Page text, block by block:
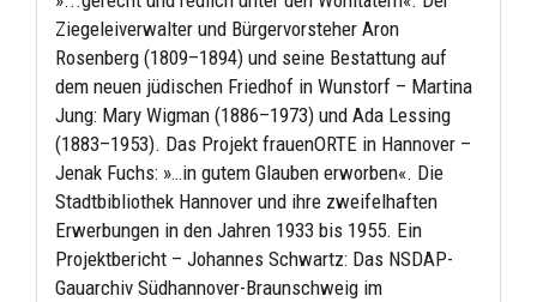
Ziegeleiverwalter und Bürgervorsteher Aron
Rosenberg (1809–1894) und seine Bestattung auf
dem neuen jüdischen Friedhof in Wunstorf – Martina
Jung: Mary Wigman (1886–1973) und Ada Lessing
(1883–1953). Das Projekt frauenORTE in Hannover –
Jenak Fuchs: »…in gutem Glauben erworben«. Die
Stadtbibliothek Hannover und ihre zweifelhaften
Erwerbungen in den Jahren 1933 bis 1955. Ein
Projektbericht – Johannes Schwartz: Das NSDAP-
Gauarchiv Südhannover-Braunschweig im